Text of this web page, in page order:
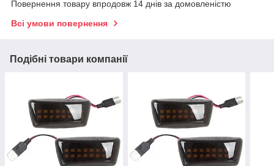
Повернення товару впродовж 14 днів за домовленістю
Всі умови повернення
Подібні товари компанії